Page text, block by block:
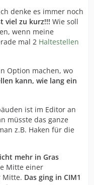
denke es immer noch
viel zu kurz!!! Wie soll
wenn meine
mal 2 Haltestellen
Option machen, wo
kann, wie lang ein
ist im Editor an
müsste das ganze
z.B. Haken für die
mehr in Gras
Mitte einer
Mitte. Das ging in CIM1